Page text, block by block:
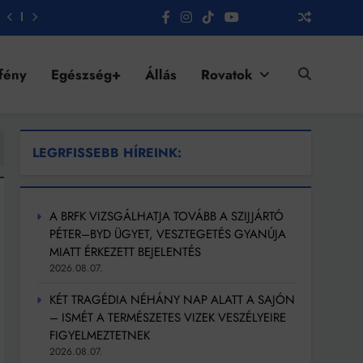
Egészség+ Állás Rovatok
LEGRFISSEBB HÍREINK:
A BRFK VIZSGÁLHATJA TOVÁBB A SZIJJÁRTÓ
PÉTER–BYD ÜGYET, VESZTEGETÉS GYANÚJA
MIATT ÉRKEZETT BEJELENTÉS
2026.08.07.
KÉT TRAGÉDIA NÉHÁNY NAP ALATT A SAJÓN
– ISMÉT A TERMÉSZETES VIZEK VESZÉLYEIRE
FIGYELMEZTETNEK
2026.08.07.